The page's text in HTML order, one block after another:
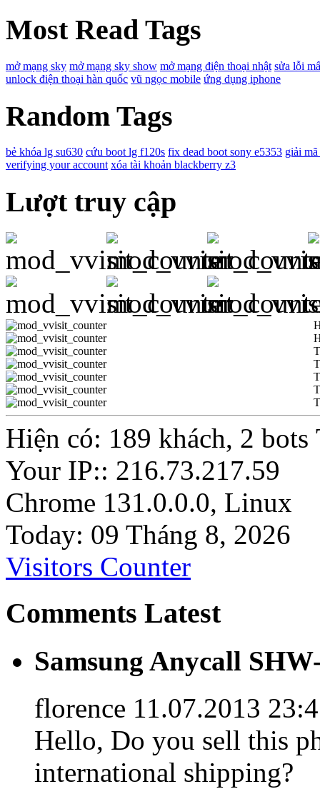
Most Read Tags
mở mạng sky mở mạng sky show mở mạng điện thoại nhật sửa lỗi
unlock điện thoại hàn quốc vũ ngọc mobile ứng dụng iphone
Random Tags
bẻ khóa lg su630 cứu boot lg f120s fix dead boot sony e5353 giải
verifying your account xóa tài khoản blackberry z3
Lượt truy cập
Hiện có: 189 khách, 2 bots
Your IP:: 216.73.217.59
Chrome 131.0.0.0, Linux
Today: 09 Tháng 8, 2026
Visitors Counter
Comments Latest
Samsung Anycall
florence 11.07.2013
Hello, Do you sell this
international shipping?